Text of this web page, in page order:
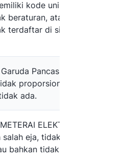
kode unik, kode
beraturan, atau kode
terdaftar di sistem
Pancasila mungkin
proporsional, atau
ada.
ELEKTRONIK”
eja, tidak tercetak
bahkan tidak ada.